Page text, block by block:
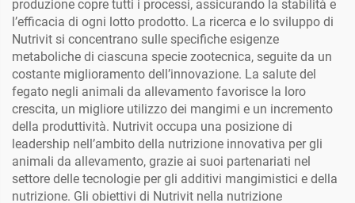
produzione copre tutti i processi, assicurando la stabilità e
l’efficacia di ogni lotto prodotto. La ricerca e lo sviluppo di
Nutrivit si concentrano sulle specifiche esigenze
metaboliche di ciascuna specie zootecnica, seguite da un
costante miglioramento dell’innovazione. La salute del
fegato negli animali da allevamento favorisce la loro
crescita, un migliore utilizzo dei mangimi e un incremento
della produttività. Nutrivit occupa una posizione di
leadership nell’ambito della nutrizione innovativa per gli
animali da allevamento, grazie ai suoi partenariati nel
settore delle tecnologie per gli additivi mangimistici e della
nutrizione. Gli obiettivi di Nutrivit nella nutrizione